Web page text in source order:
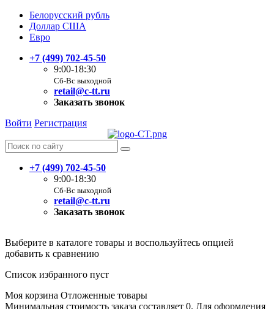
Белорусский рубль
Доллар США
Евро
+7 (499) 702-45-50
9:00-18:30
Сб-Вс выходной
retail@c-tt.ru
Заказать звонок
Войти Регистрация
+7 (499) 702-45-50
9:00-18:30
Сб-Вс выходной
retail@c-tt.ru
Заказать звонок
Выберите в каталоге товары и воспользуйтесь опцией
добавить к сравнению
Список избранного пуст
Моя корзина Отложенные товары
Минимальная стоимость заказа составляет 0. Для оформления